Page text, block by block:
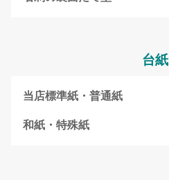
台紙
当店標準紙・普通紙
和紙・特殊紙